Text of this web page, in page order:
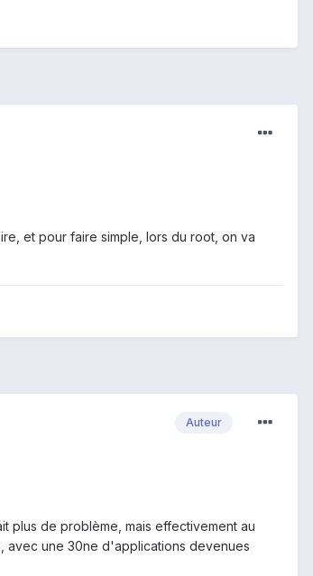
et pour faire simple, lors du root, on va
Auteur
plus de problème, mais effectivement au
avec une 30ne d'applications devenues